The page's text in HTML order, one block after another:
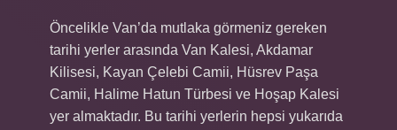
Öncelikle Van’da mutlaka görmeniz gereken
tarihi yerler arasında Van Kalesi, Akdamar
Kilisesi, Kayan Çelebi Camii, Hüsrev Paşa
Camii, Halime Hatun Türbesi ve Hoşap Kalesi
yer almaktadır. Bu tarihi yerlerin hepsi yukarıda